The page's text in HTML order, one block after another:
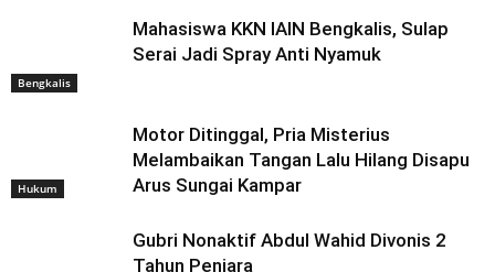
Bengkalis
Mahasiswa KKN IAIN Bengkalis, Sulap
Serai Jadi Spray Anti Nyamuk
Hukum
Motor Ditinggal, Pria Misterius
Melambaikan Tangan Lalu Hilang Disapu
Arus Sungai Kampar
Gubri Nonaktif Abdul Wahid Divonis 2
Tahun Penjara